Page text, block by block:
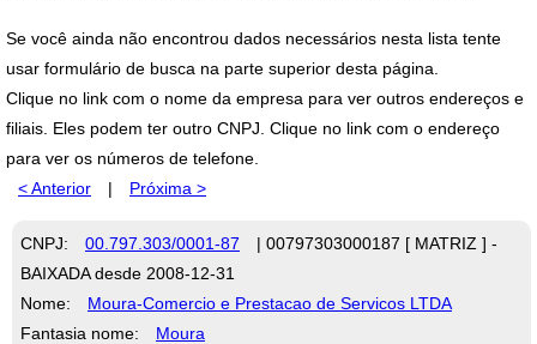
Se você ainda não encontrou dados necessários nesta lista tente
usar formulário de busca na parte superior desta página.
Clique no link com o nome da empresa para ver outros endereços e
filiais. Eles podem ter outro CNPJ. Clique no link com o endereço
para ver os números de telefone.
< Anterior
| Próxima >
CNPJ: 00.797.303/0001-87
| 00797303000187 [ MATRIZ ] -
BAIXADA desde 2008-12-31
Nome:
Moura-Comercio e Prestacao de Servicos LTDA
Fantasia nome:
Moura